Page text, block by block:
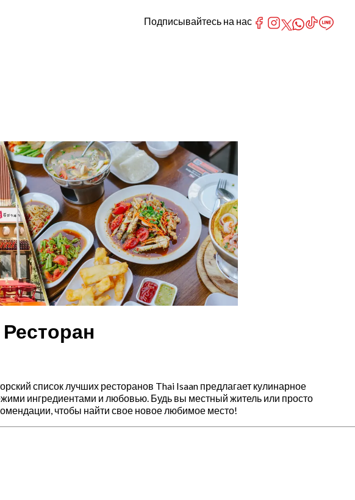
список лучших ресторанов Thai Isaan предлагает кулинарное
ингредиентами и любовью. Будь вы местный житель или просто
чтобы найти свое новое любимое место!
Подписывайтесь на нас